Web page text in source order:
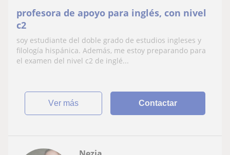
profesora de apoyo para inglés, con nivel
c2
soy estudiante del doble grado de estudios ingleses y
filología hispánica. Además, me estoy preparando para
el examen del nivel c2 de inglé...
ver más Contactar